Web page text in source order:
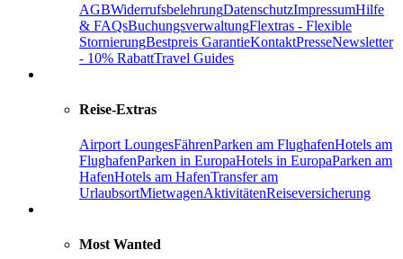
AGBWiderrufsbelehrungDatenschutzImpressumHilfe
& FAQsBuchungsverwaltungFlextras - Flexible
StornierungBestpreis GarantieKontaktPresseNewsletter
- 10% RabattTravel Guides
Reise-Extras
Airport LoungesFährenParken am FlughafenHotels am
FlughafenParken in EuropaHotels in EuropaParken am
HafenHotels am HafenTransfer am
UrlaubsortMietwagenAktivitätenReiseversicherung
Most Wanted